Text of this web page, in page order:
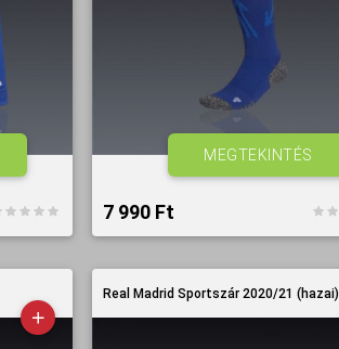
7 990 Ft‎
MEGTEKINTÉS
Real Madrid Sportszár 2020/21 (hazai)